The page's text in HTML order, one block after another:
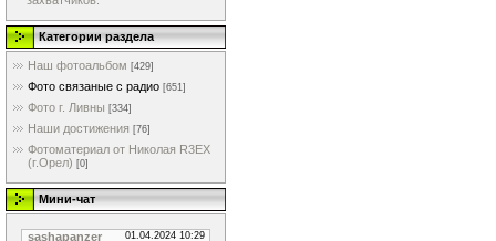
Категории раздела
Наш фотоальбом [429]
Фото связаные с радио [651]
Фото г. Ливны [334]
Наши достижения [76]
Фотоматериал от Николая R3EX
(г.Орел) [0]
Мини-чат